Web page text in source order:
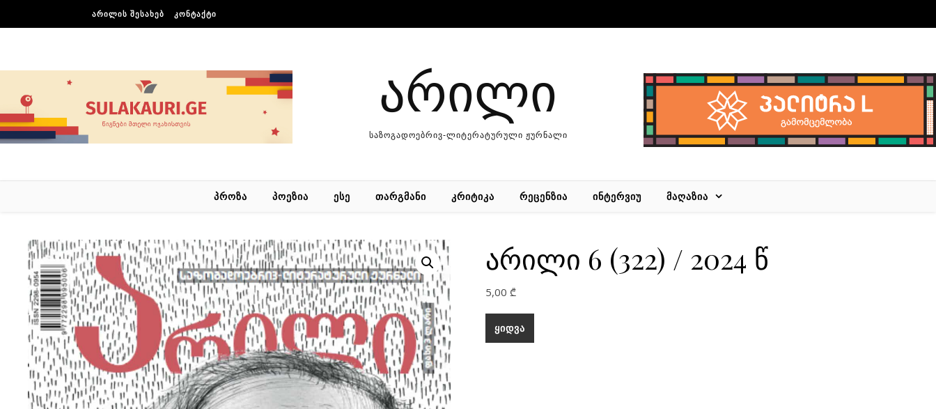
ᲐᲠᲘᲚᲘᲡ ᲨᲔᲡᲐᲮᲔᲑ ᲙᲝᲜᲢᲐᲥᲢᲘ
არილი
საზოგადოებრივ-ლიტერატურული ჟურნალი
ᲞᲠᲝᲖᲐ ᲞᲝᲔᲖᲘᲐ ᲔᲡᲔ ᲗᲐᲠᲒᲛᲐᲜᲘ ᲙᲠᲘᲢᲘᲙᲐ ᲠᲔᲪᲔᲜᲖᲘᲐ ᲘᲜᲢᲔᲠᲕᲘᲣ ᲛᲐᲦᲐᲖᲘᲐ
არილი 6 (322) / 2024 წ
5,00₾
ᲧᲘᲓᲕᲐ